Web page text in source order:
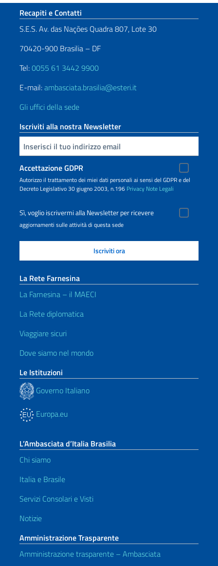
Sezione footer
Recapiti e Contatti
S.E.S. Av. das Nações Quadra 807, Lote 30
70420-900 Brasilia – DF
Tel:0055 61 3442 9900
E-mail:ambasciata.brasilia@esteri.it
Gli uffici della sede
Iscriviti alla nostra Newsletter
Inserisci la tua email
Accettazione GDPR
Autorizzo il trattamento dei miei dati personali ai sensi del GDPR e del
Decreto Legislativo 30 giugno 2003, n.196 Privacy Note Legali
Sì, voglio iscrivermi alla Newsletter per ricevere
aggiornamenti sulle attività di questa sede
La Rete Farnesina
La Farnesina – il MAECI
La Rete diplomatica
Viaggiare sicuri
Dove siamo nel mondo
Le Istituzioni
Governo Italiano
Europa.eu
L’Ambasciata d’Italia Brasilia
Chi siamo
Italia e Brasile
Servizi Consolari e Visti
Notizie
Amministrazione Trasparente
Amministrazione trasparente – Ambasciata